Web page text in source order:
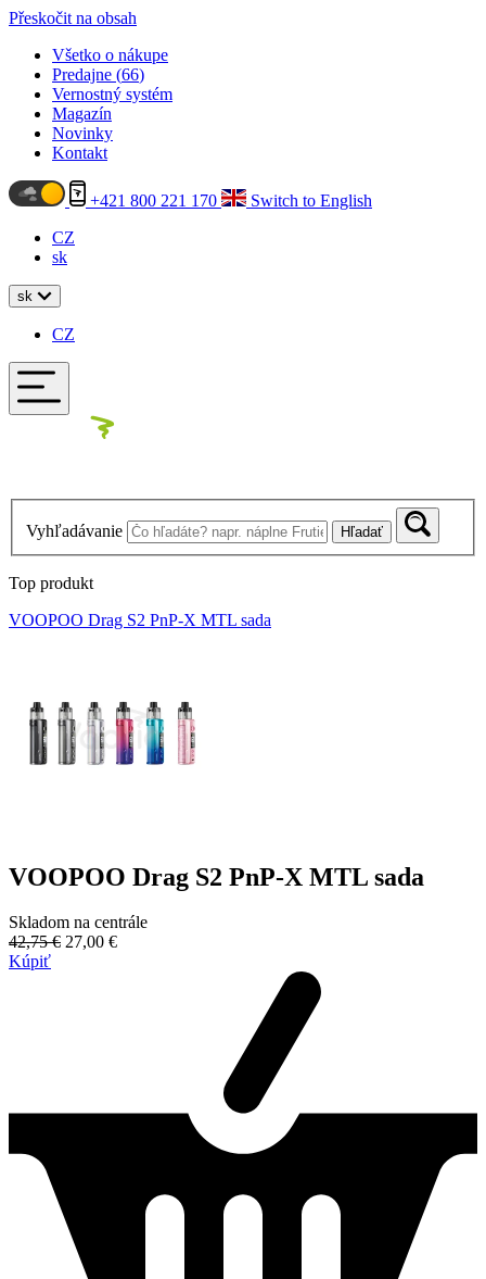
Přeskočit na obsah
Všetko o nákupe
Predajne (66)
Vernostný systém
Magazín
Novinky
Kontakt
+421 800 221 170
Switch to English
CZ
sk
sk
CZ
Vyhľadávanie Hľadať
Top produkt
VOOPOO Drag S2 PnP-X MTL sada
VOOPOO Drag S2 PnP-X MTL sada
Skladom na centrále
42,75 € 27,00 €
Kúpiť